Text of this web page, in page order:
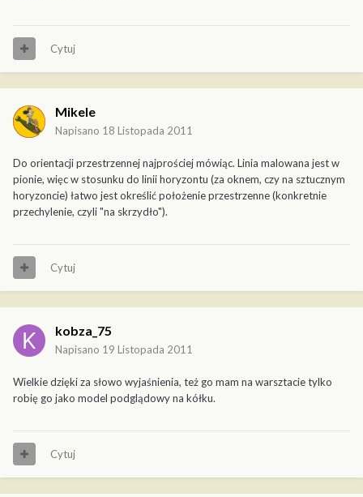
Cytuj
Mikele
Napisano 18 Listopada 2011
Do orientacji przestrzennej najprościej mówiąc. Linia malowana jest w
pionie, więc w stosunku do linii horyzontu (za oknem, czy na sztucznym
horyzoncie) łatwo jest określić położenie przestrzenne (konkretnie
przechylenie, czyli "na skrzydło").
Cytuj
kobza_75
Napisano 19 Listopada 2011
Wielkie dzięki za słowo wyjaśnienia, też go mam na warsztacie tylko
robię go jako model podglądowy na kółku.
Cytuj